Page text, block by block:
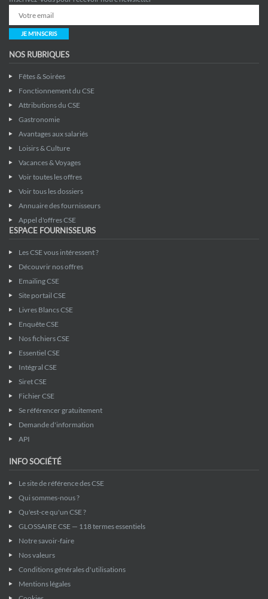
JE M'INSCRIS
NOS RUBRIQUES
Fêtes & Soirées
Fonctionnement du CSE
Attributions du CSE
Gastronomie
Avantages aux salariés
Loisirs & Culture
Vacances & Voyages
Voir toutes les offres
Voir tous les dossiers
Annuaire des fournisseurs
Appel d'offres CSE
ESPACE FOURNISSEURS
Les CSE vous intéressent ?
Découvrir nos offres
Emailing CSE
Site portail CSE
Livres Blancs CSE
Enquête CSE
Nos fichiers CSE
Essentiel CSE
Intégral CSE
Siret CSE
Fichier CSE
Se référencer gratuitement
Demande d'information
API
INFO SOCIÉTÉ
Le site de référence des CSE
Qui sommes-nous ?
Qu'est-ce qu'un CSE ?
GLOSSAIRE CSE — 118 termes essentiels
Notre savoir-faire
Nos valeurs
Conditions générales d'utilisations
Mentions légales